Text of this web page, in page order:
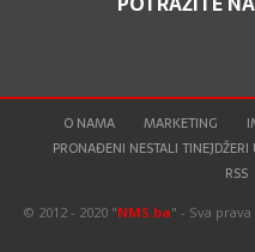
O NAMA MARKETING
PRONAĐENI NESTALI
RSS
© 2012 - 2020 "NMS.ba" - Sva prava